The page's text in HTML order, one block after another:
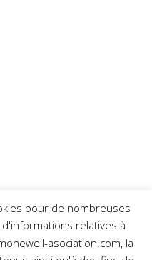
1/2
2/2
pour de nombreuses
relatives à
asociation.com, la